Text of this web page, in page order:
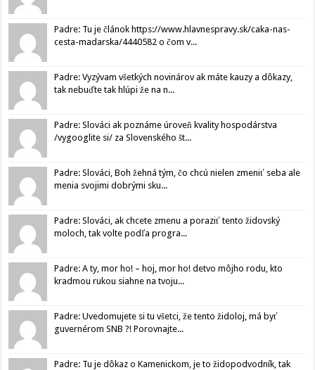
Padre: Tu je článok https://www.hlavnespravy.sk/caka-nas-
cesta-madarska/4440582 o čom v...
Padre: Vyzývam všetkých novinárov ak máte kauzy a dôkazy,
tak nebuďte tak hlúpi že na n...
Padre: Slováci ak poznáme úroveň kvality hospodárstva
/vygooglite si/ za Slovenského št...
Padre: Slováci, Boh žehná tým, čo chcú nielen zmeniť seba ale
menia svojimi dobrými sku...
Padre: Slováci, ak chcete zmenu a poraziť tento židovský
moloch, tak volte podľa progra...
Padre: A ty, mor ho! – hoj, mor ho! detvo môjho rodu, kto
kradmou rukou siahne na tvoju...
Padre: Uvedomujete si tu všetci, že tento židoloj, má byť
guvernérom SNB ?! Porovnajte...
Padre: Tu je dôkaz o Kamenickom, je to židopodvodník, tak